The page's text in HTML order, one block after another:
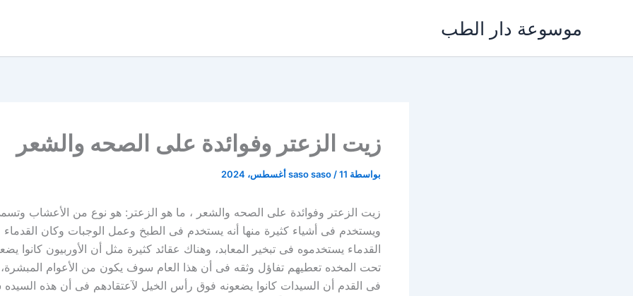
موسوعة دار الطب
زيت الزعتر وفوائدة على الصحه والشعر
بواسطة saso saso /11 أغسطس، 2024
زيت الزعتر وفوائدة على الصحه والشعر ، ما هو الزعتر: هو نوع من الأعشاب وتسمى
ويستخدم فى أشياء كثيرة منها أنه يستخدم فى الطبخ وعمل الوجبات وكان القدماء
القدماء يستخدموه فى تبخير المعابد، وهناك عقائد كثيرة مثل أن الأوربيون كانوا
تحت المخده تعطيهم تفاؤل وثقه فى أن هذا العام سوف يكون من الأعوام المبشرة،
فى القدم أن السيدات كانوا يضعونه فوق رأس الخيل لآعتقادهم فى أن هذه